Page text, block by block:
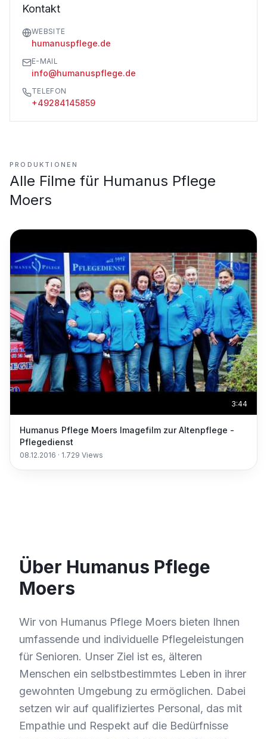
Kontakt
WEBSITE
humanuspflege.de
E-MAIL
info@humanuspflege.de
TELEFON
+49284145859
PRODUKTIONEN
Alle Filme für Humanus Pflege
Moers
3:44
Humanus Pflege Moers Imagefilm zur Altenpflege -
Pflegedienst
08.12.2016 · 1.729 Views
Über Humanus Pflege
Moers
Wir von Humanus Pflege Moers bieten Ihnen
umfassende und individuelle Pflegeleistungen
für Senioren. Unser Ziel ist es, älteren
Menschen ein selbstbestimmtes Leben in ihrer
gewohnten Umgebung zu ermöglichen. Dabei
setzen wir auf qualifiziertes Personal, das mit
Empathie und Respekt auf die Bedürfnisse